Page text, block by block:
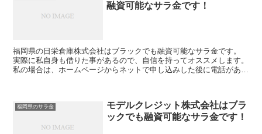
融資可能なサラ金です！
福岡県の日栄倉庫株式会社はブラックでも融資可能なサラ金です。
実際に私自身も借りた事があるので、自信を持ってオススメします。
私の場合は、ホームページからネットで申し込みした後に電話があ
福岡県のサラ金
モデルクレジット株式会社はブラ
ックでも融資可能なサラ金です！